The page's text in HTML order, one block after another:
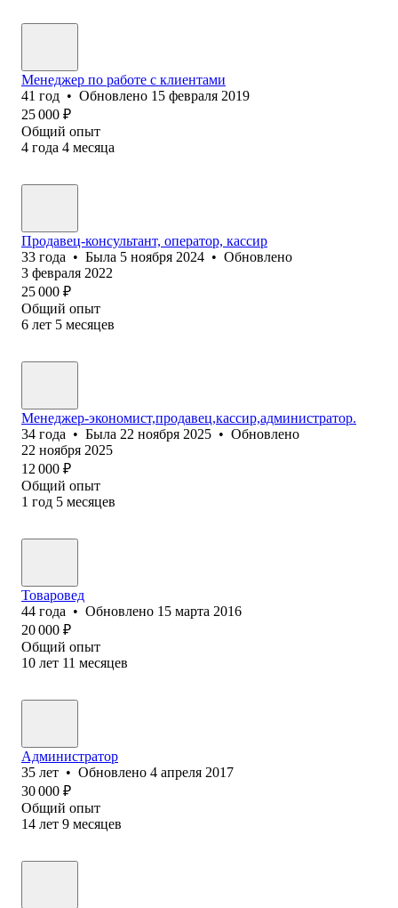
Менеджер по работе с клиентами
41 год • Обновлено 15 февраля 2019
25 000 ₽
Общий опыт
4 года 4 месяца
Продавец-консультант, оператор, кассир
33 года • Была 5 ноября 2024 • Обновлено
3 февраля 2022
25 000 ₽
Общий опыт
6 лет 5 месяцев
Менеджер-экономист,продавец,кассир,администратор.
34 года • Была 22 ноября 2025 • Обновлено
22 ноября 2025
12 000 ₽
Общий опыт
1 год 5 месяцев
Товаровед
44 года • Обновлено 15 марта 2016
20 000 ₽
Общий опыт
10 лет 11 месяцев
Администратор
35 лет • Обновлено 4 апреля 2017
30 000 ₽
Общий опыт
14 лет 9 месяцев